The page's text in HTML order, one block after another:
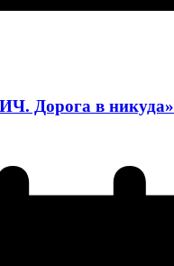
Дорога в никуда»